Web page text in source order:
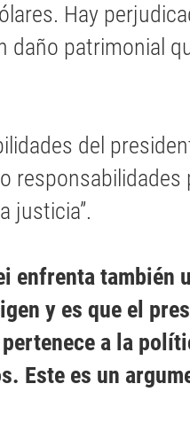
Hay
daño patrimonial
del
responsabilidades
justicia”.
enfrenta también
y es que el
a la
Este es un